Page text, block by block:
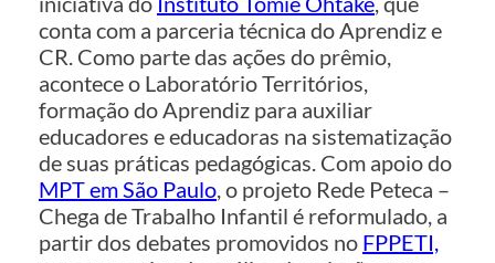
conta com a parceria técnica do Aprendiz e
CR. Como parte das ações do prêmio,
acontece o Laboratório Territórios,
formação do Aprendiz para auxiliar
educadores e educadoras na sistematização
de suas práticas pedagógicas. Com apoio do
MPT em São Paulo, o projeto Rede Peteca –
Chega de Trabalho Infantil é reformulado, a
partir dos debates promovidos no FPPETI,